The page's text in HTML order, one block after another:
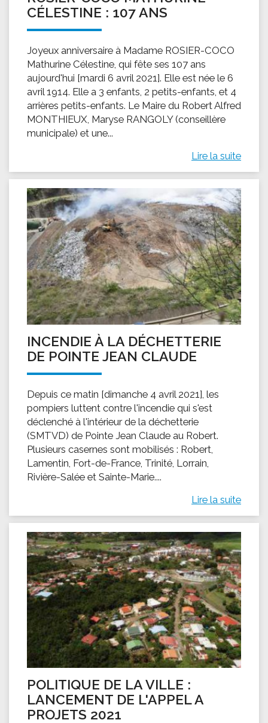
CÉLESTINE : 107 ANS
Joyeux anniversaire à Madame ROSIER-COCO
Mathurine Célestine, qui fête ses 107 ans
aujourd'hui [mardi 6 avril 2021]. Elle est née le 6
avril 1914. Elle a 3 enfants, 2 petits-enfants, et 4
arrières petits-enfants. Le Maire du Robert Alfred
MONTHIEUX, Maryse RANGOLY (conseillère
municipale) et une...
Lire la suite
INCENDIE À LA DÉCHETTERIE
DE POINTE JEAN CLAUDE
Depuis ce matin [dimanche 4 avril 2021], les
pompiers luttent contre l'incendie qui s'est
déclenché à l'intérieur de la déchetterie
(SMTVD) de Pointe Jean Claude au Robert.
Plusieurs casernes sont mobilisés : Robert,
Lamentin, Fort-de-France, Trinité, Lorrain,
Rivière-Salée et Sainte-Marie....
Lire la suite
POLITIQUE DE LA VILLE :
LANCEMENT DE L'APPEL A
PROJETS 2021